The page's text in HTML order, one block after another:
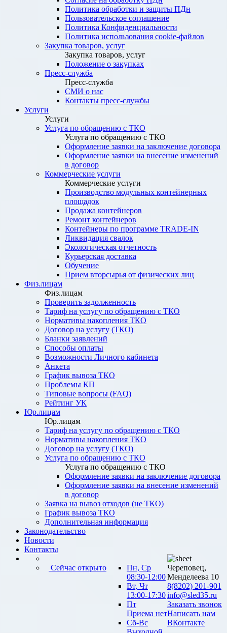
Политика обработки и защиты ПДн
Пользовательское соглашение
Политика Конфиденциальности
Политика использования cookie-файлов
Закупка товаров, услуг
Закупка товаров, услуг
Положение о закупках
Пресс-служба
Пресс-служба
СМИ о нас
Контакты пресс-службы
Услуги
Услуги
Услуга по обращению с ТКО
Услуга по обращению с ТКО
Оформление заявки на заключение договора
Оформление заявки на внесение изменений
в договор
Коммерческие услуги
Коммерческие услуги
Производство модульных контейнерных
площадок
Продажа контейнеров
Ремонт контейнеров
Контейнеры по программе TRADE-IN
Ликвидация свалок
Экологическая отчетность
Курьерская доставка
Обучение
Прием вторсырья от физических лиц
Физ.лицам
Физ.лицам
Проверить задолженность
Тариф на услугу по обращению с ТКО
Нормативы накопления ТКО
Договор на услугу (ТКО)
Бланки заявлений
Способы оплаты
Возможности Личного кабинета
Анкета
График вывоза ТКО
Проблемы КП
Типовые вопросы (FAQ)
Рейтинг УК
Юр.лицам
Юр.лицам
Тариф на услугу по обращению с ТКО
Нормативы накопления ТКО
Договор на услугу (ТКО)
Услуга по обращению с ТКО
Услуга по обращению с ТКО
Оформление заявки на заключение договора
Оформление заявки на внесение изменений
в договор
Заявка на вывоз отходов (не ТКО)
График вывоза ТКО
Дополнительная информация
Законодательство
Новости
Контакты
Сейчас открыто
Пн, Ср
08:30-12:00
Вт, Чт
13:00-17:30
Пт
Приема нет
Сб-Вс
Череповец,
Менделеева 10
8(8202) 201-901
info@sled35.ru
Заказать звонок
Написать нам
ВКонтакте